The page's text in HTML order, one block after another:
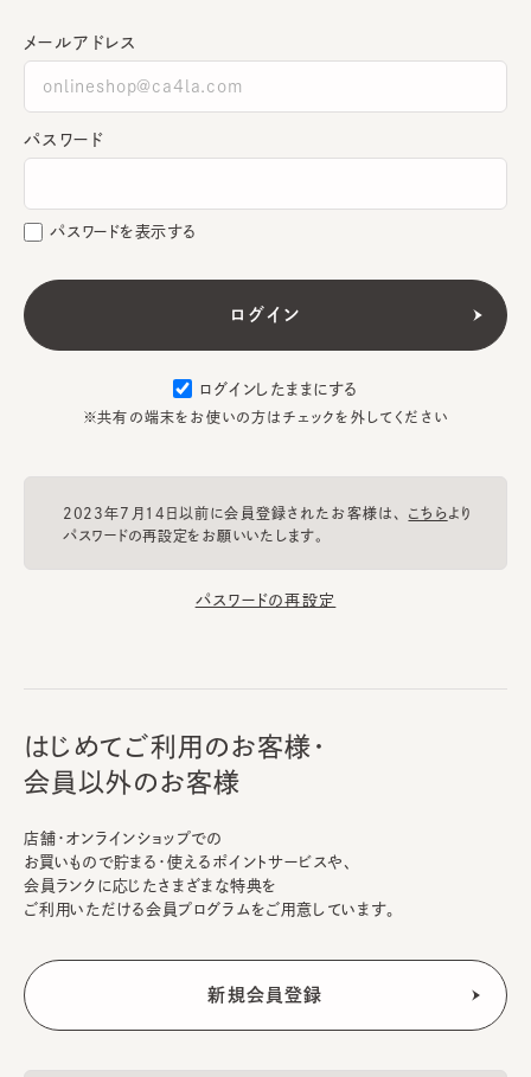
メールアドレス
パスワード
パスワードを表示する
ログインしたままにする
※共有の端末をお使いの方はチェックを外してください
2023年7月14日以前に会員登録されたお客様は、 こちらより
パスワードの再設定をお願いいたします。
パスワードの再設定
はじめてご利用のお客様・
会員以外のお客様
店舗・オンラインショップでの
お買いもので貯まる・使えるポイントサービスや、
会員ランクに応じたさまざまな特典を
ご利用いただける会員プログラムをご用意しています。